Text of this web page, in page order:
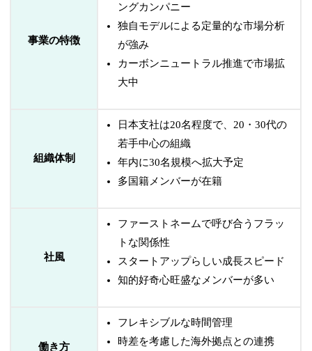
事業の特徴
ングカンパニー
独自モデルによる定量的な市場分析
が強み
カーボンニュートラル推進で市場拡
大中
組織体制
日本支社は20名程度で、20・30代の
若手中心の組織
年内に30名規模へ拡大予定
多国籍メンバーが在籍
社風
ファーストネームで呼び合うフラッ
トな関係性
スタートアップらしい成長スピード
知的好奇心旺盛なメンバーが多い
働き方
フレキシブルな時間管理
時差を考慮した海外拠点との連携